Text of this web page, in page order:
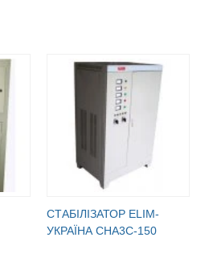
СТАБІЛІЗАТОР ELIM-
УКРАЇНА СНА3С-150